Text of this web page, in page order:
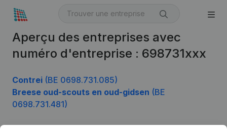
Aperçu des entreprises avec
numéro d'entreprise : 698731xxx
Contrei (BE 0698.731.085)
Breese oud-scouts en oud-gidsen (BE
0698.731.481)